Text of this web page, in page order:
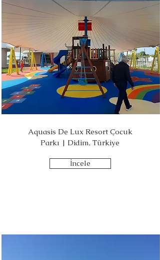
Aquasis De Lux Resort Çocuk
Parkı | Didim, Türkiye
İncele